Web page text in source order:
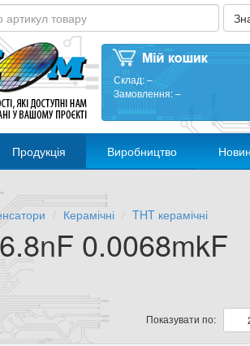
Склад:–
Замовлення:–
Продукція Виробництво
Керамічні THT керамічні
0.0068mkF
Показувати по: